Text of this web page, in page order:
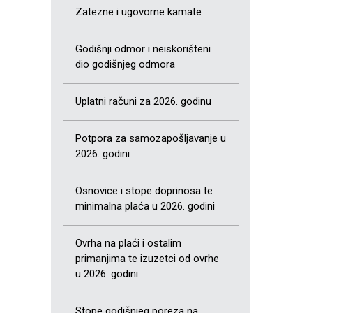
Zatezne i ugovorne kamate
Godišnji odmor i neiskorišteni
dio godišnjeg odmora
Uplatni računi za 2026. godinu
Potpora za samozapošljavanje u
2026. godini
Osnovice i stope doprinosa te
minimalna plaća u 2026. godini
Ovrha na plaći i ostalim
primanjima te izuzetci od ovrhe
u 2026. godini